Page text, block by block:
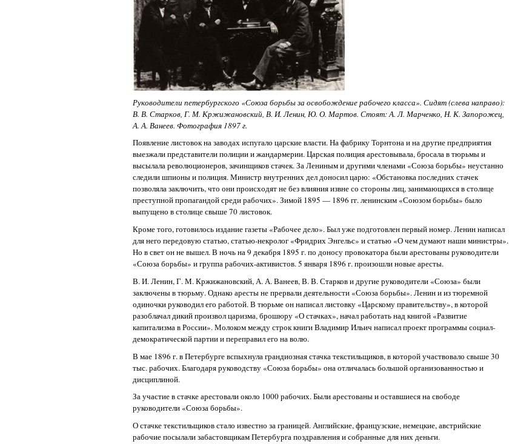
Руководители петербургского «Союза борьбы за освобождение рабочего класса». Сидят (слева направо):
В. В. Старков, Г. М. Кржижановский, В. И. Ленин, Ю. О. Мартов. Стоят: А. Л. Марченко, Н. К. Запорожец,
А. А. Ванеев. Фотография 1897 г.
Появление листовок на заводах испугало царские власти. На фабрику Торнтона и на другие предприятия
выезжали представители полиции и жандармерии. Царская полиция арестовывала, бросала в тюрьмы и
высылала революционеров, зачинщиков стачек. За Лениным и другими членами «Союза борьбы» неустанно
следили шпионы и полиция. Министр внутренних дел доносил царю: «Обстановка последних стачек
позволяла заключить, что они происходят не без влияния извне со стороны лиц, занимающихся в столице
преступной пропагандой среди рабочих». Зимой 1895 — 1896 гг. ленинским «Союзом борьбы» было
выпущено в столице свыше 70 листовок.
Кроме того, готовилось издание газеты «Рабочее дело». Был уже подготовлен первый номер. Ленин написал
для него передовую статью, статью-некролог «Фридрих Энгельс» и статью «О чем думают наши министры».
Но в свет он не вышел. В ночь на 9 декабря 1895 г. по доносу провокатора были арестованы руководители
«Союза борьбы» и группа рабочих-активистов. 5 января 1896 г. произошли новые аресты.
В. И. Ленин, Г. М. Кржижановский, А. А. Ванеев, В. В. Старков и другие руководители «Союза» были
заключены в тюрьму. Однако аресты не прервали деятельности «Союза борьбы». Ленин и из тюремной
одиночки руководил его работой. В тюрьме он написал листовку «Царскому правительству», в которой
разоблачал дикий произвол царизма, брошюру «О стачках», начал работать над книгой «Развитие
капитализма в России». Молоком между строк книги Владимир Ильич написал проект программы социал-
демократической партии и переправил его на волю.
В мае 1896 г. в Петербурге вспыхнула грандиозная стачка текстильщиков, в которой участвовало свыше 30
тыс. рабочих. Благодаря руководству «Союза борьбы» она отличалась большой организованностью и
дисциплиной.
За участие в стачке арестовали около 1000 рабочих. Были арестованы и оставшиеся на свободе
руководители «Союза борьбы».
О стачке текстильщиков стало известно за границей. Английские, французские, немецкие, австрийские
рабочие посылали забастовщикам Петербурга поздравления и собранные для них деньги.